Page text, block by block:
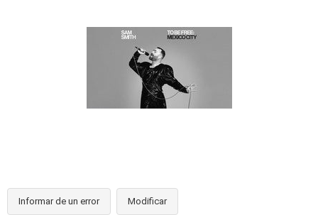
Informar de un error Modificar